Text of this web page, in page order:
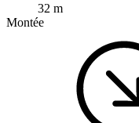
32 m
Montée